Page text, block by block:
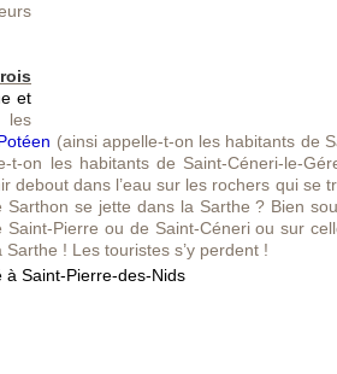
et
les
(ainsi appelle-t-on les habitants de
t-on les habitants de Saint-Céneri-le-
debout dans l’eau sur les rochers qui se
se jette dans la Sarthe ? Bien
Pierre ou de Saint-Céneri ou sur
! Les touristes s’y perdent !